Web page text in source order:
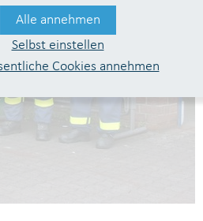
Alle annehmen
Selbst einstellen
Cookies annehmen